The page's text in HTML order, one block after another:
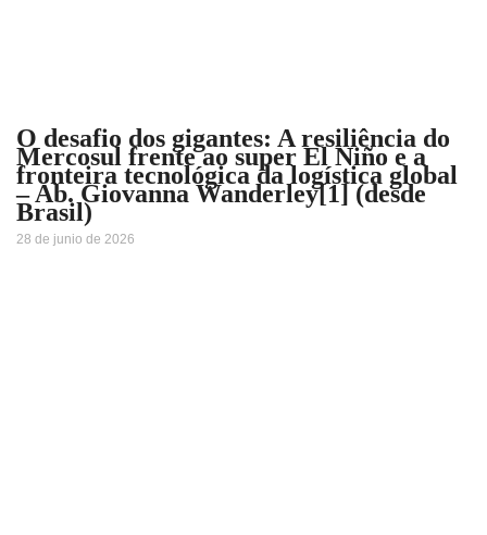
O desafio dos gigantes: A resiliência do
Mercosul frente ao super El Niño e a
fronteira tecnológica da logística global
– Ab. Giovanna Wanderley[1] (desde
Brasil)
28 de junio de 2026